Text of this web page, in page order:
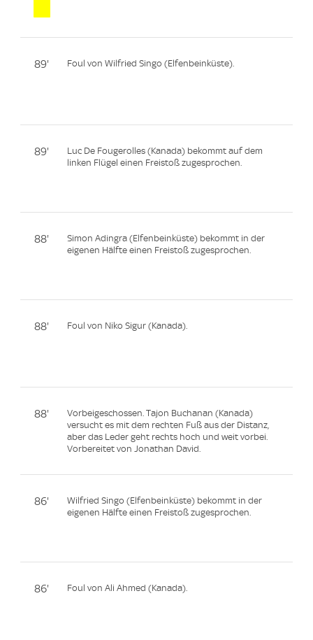
89' Foul von Wilfried Singo (Elfenbeinküste).
89'
Luc De Fougerolles (Kanada) bekommt auf dem
linken Flügel einen Freistoß zugesprochen.
88'
Simon Adingra (Elfenbeinküste) bekommt in der
eigenen Hälfte einen Freistoß zugesprochen.
88' Foul von Niko Sigur (Kanada).
88'
Vorbeigeschossen. Tajon Buchanan (Kanada)
versucht es mit dem rechten Fuß aus der Distanz,
aber das Leder geht rechts hoch und weit vorbei.
Vorbereitet von Jonathan David.
86'
Wilfried Singo (Elfenbeinküste) bekommt in der
eigenen Hälfte einen Freistoß zugesprochen.
86' Foul von Ali Ahmed (Kanada).